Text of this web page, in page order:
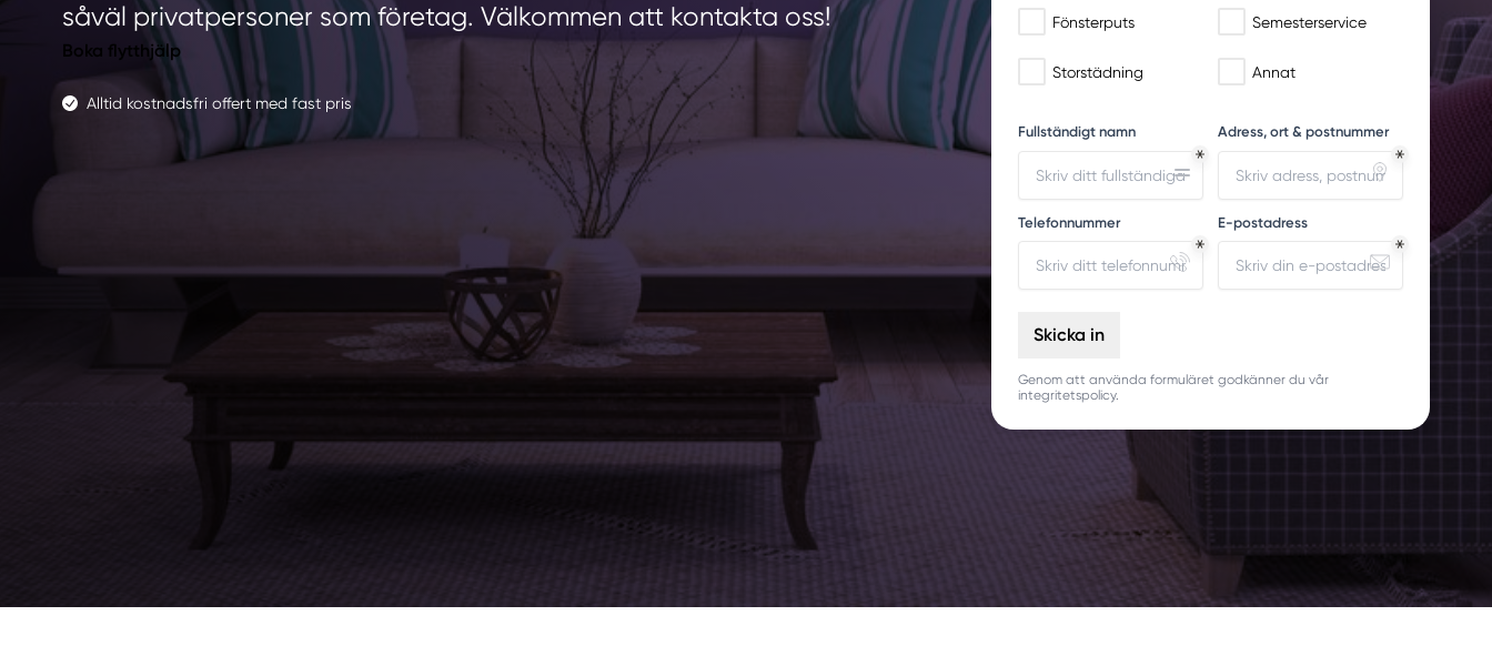
såväl privatpersoner som företag. Välkommen att kontakta oss!
Boka flytthjälp
Alltid kostnadsfri offert med fast pris
Fönsterputs Semesterservice
Storstädning Annat
Fullständigt namn Adress, ort & postnummer
Telefonnummer E-postadress
Skicka in
Genom att använda formuläret godkänner du vår
integritetspolicy.